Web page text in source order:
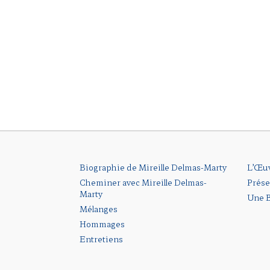
Biographie de Mireille Delmas-Marty
Cheminer avec Mireille Delmas-
Marty
Mélanges
Hommages
Entretiens
Une